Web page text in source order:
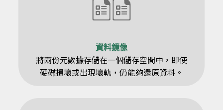
資料鏡像
將兩份元數據存儲在一個儲存空間中，即使
硬碟損壞或出現壞軌，仍能夠還原資料。